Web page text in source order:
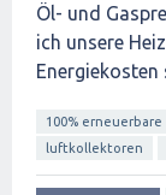
Öl- und
ich unsere
Energiekosten
100%
luftkollektoren